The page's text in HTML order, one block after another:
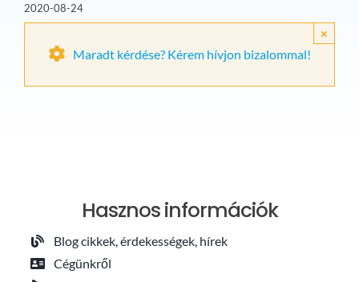
2020-08-24
Maradt kérdése? Kérem hívjon bizalommal!
×
Hasznos információk
Blog cikkek, érdekességek, hírek
Cégünkről